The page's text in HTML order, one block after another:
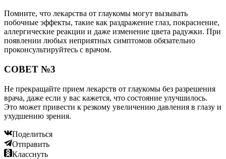
Помните, что лекарства от глаукомы могут вызывать
побочные эффекты, такие как раздражение глаз, покраснение,
аллергические реакции и даже изменение цвета радужки. При
появлении любых неприятных симптомов обязательно
проконсультируйтесь с врачом.
СОВЕТ №3
Не прекращайте прием лекарств от глаукомы без разрешения
врача, даже если у вас кажется, что состояние улучшилось.
Это может привести к резкому увеличению давления в глазу и
ухудшению зрения.
Поделиться
Отправить
Класснуть